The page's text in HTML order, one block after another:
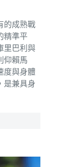
的成熟戰
精準平
里巴利與
仰賴馬
度與身體
是兼具身